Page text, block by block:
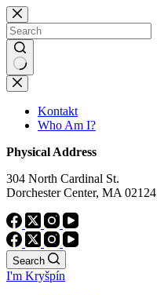
Skip
to
content
No
results
Kontakt
Who Am I?
Physical Address
304 North Cardinal St.
Dorchester Center, MA 02124
Search
I'm Kryšpín